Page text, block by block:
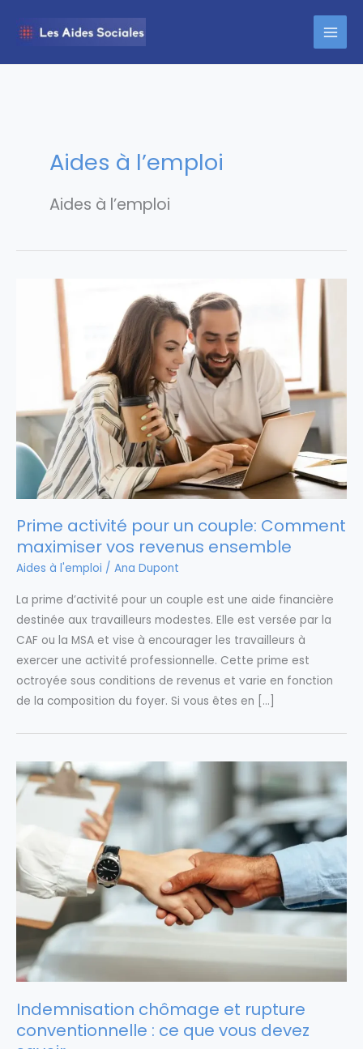
Aides à l’emploi
Aides à l’emploi
Prime activité pour un couple: Comment
maximiser vos revenus ensemble
Aides à l'emploi / Ana Dupont
La prime d’activité pour un couple est une aide financière
destinée aux travailleurs modestes. Elle est versée par la
CAF ou la MSA et vise à encourager les travailleurs à
exercer une activité professionnelle. Cette prime est
octroyée sous conditions de revenus et varie en fonction
de la composition du foyer. Si vous êtes en […]
Indemnisation chômage et rupture
conventionnelle : ce que vous devez